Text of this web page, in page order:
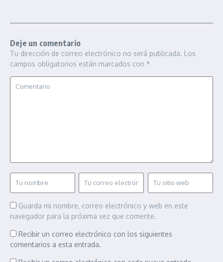
Deje un comentario
Tu dirección de correo electrónico no será publicada. Los
campos obligatorios están marcados con *
Guarda mi nombre, correo electrónico y web en este
navegador para la próxima vez que comente.
Recibir un correo electrónico con los siguientes
comentarios a esta entrada.